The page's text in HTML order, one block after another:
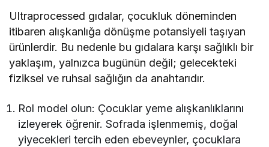
Ultraprocessed gıdalar, çocukluk döneminden
itibaren alışkanlığa dönüşme potansiyeli taşıyan
ürünlerdir. Bu nedenle bu gıdalara karşı sağlıklı bir
yaklaşım, yalnızca bugünün değil; gelecekteki
fiziksel ve ruhsal sağlığın da anahtarıdır.
Rol model olun: Çocuklar yeme alışkanlıklarını
izleyerek öğrenir. Sofrada işlenmemiş, doğal
yiyecekleri tercih eden ebeveynler, çocuklara